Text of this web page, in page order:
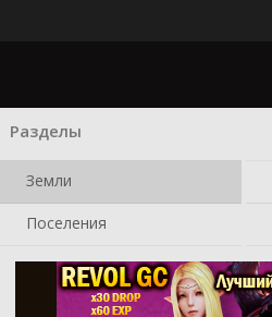
Разделы
Земли
Поселения